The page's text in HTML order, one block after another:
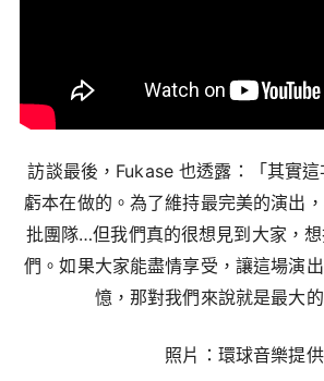
訪談最後，Fukase 也透露：「其實
虧本在做的。為了維持最完美的演出
批團隊…但我們真的很想見到大家，
們。如果大家能盡情享受，讓這場演
憶，那對我們來說就是最大的
照片：環球音樂提供